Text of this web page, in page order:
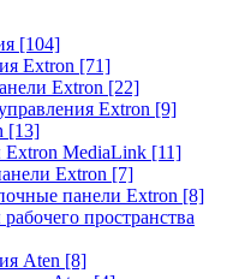
[104]
Extron [71]
Extron [22]
Extron [9]
[13]
Extron MediaLink [11]
Extron [7]
панели Extron [8]
пространства
Aten [8]